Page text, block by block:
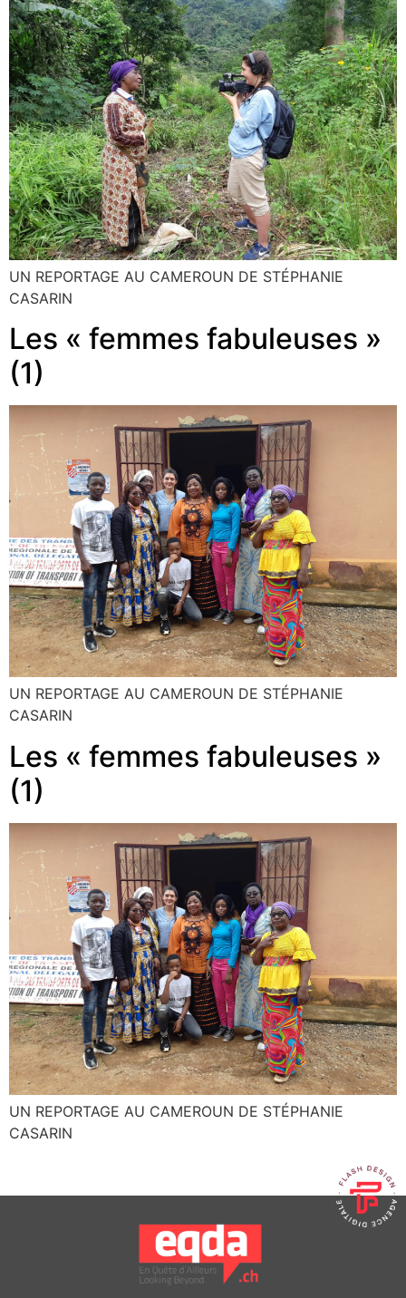
UN REPORTAGE AU CAMEROUN DE STÉPHANIE
CASARIN
Les « femmes fabuleuses »
(1)
UN REPORTAGE AU CAMEROUN DE STÉPHANIE
CASARIN
Les « femmes fabuleuses »
(1)
UN REPORTAGE AU CAMEROUN DE STÉPHANIE
CASARIN